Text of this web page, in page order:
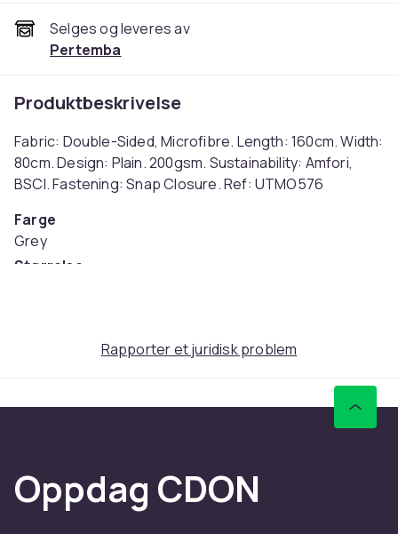
Selges og leveres av
Pertemba
Produktbeskrivelse
Fabric: Double-Sided, Microfibre. Length: 160cm. Width:
80cm. Design: Plain. 200gsm. Sustainability: Amfori,
BSCI. Fastening: Snap Closure. Ref: UTMO576
Farge
Grey
Størrelse
Rapporter et juridisk problem
Oppdag CDON